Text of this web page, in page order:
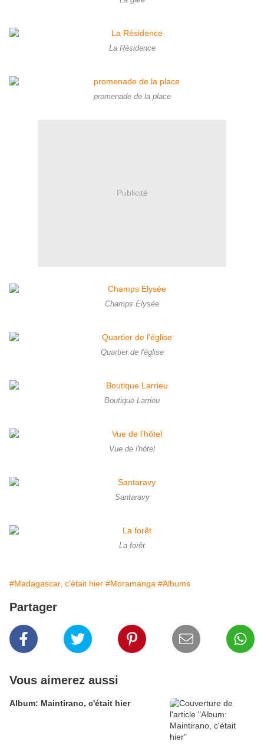
La Résidence
promenade de la place
Publicité
Champs Elysée
Quartier de l'église
Boutique Larrieu
Vue de l'hôtel
Santaravy
La forêt
#Madagascar, c'était hier #Moramanga #Albums
Partager
Vous aimerez aussi
Album: Maintirano, c'était hier